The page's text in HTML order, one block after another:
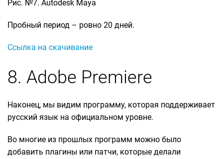
Рис. №7. Autodesk Maya
Пробный период – ровно 20 дней.
Ссылка на скачивание
8. Adobe Premiere
Наконец, мы видим программу, которая поддерживает
русский язык на официальном уровне.
Во многие из прошлых программ можно было
добавить плагины или патчи, которые делали